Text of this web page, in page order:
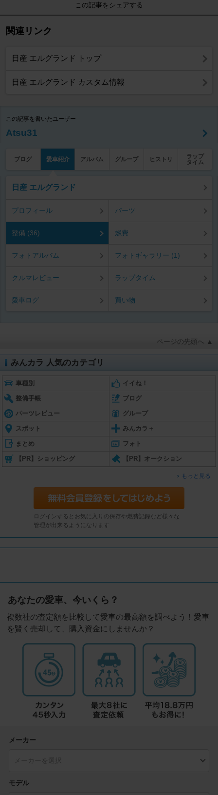
この記事をシェアする
関連リンク
日産 エルグランド トップ
日産 エルグランド カスタム情報
この記事を書いたユーザー
Atsu31
ブログ 愛車紹介 アルバム グループ ヒストリ
ラップ
タイム
日産 エルグランド
プロフィール パーツ
整備 (36) 燃費
フォトアルバム フォトギャラリー (1)
クルマレビュー ラップタイム
愛車ログ 買い物
ページの先頭へ ▲
みんカラ 人気のカテゴリ
車種別 イイね！
整備手帳 ブログ
パーツレビュー グループ
スポット みんカラ＋
まとめ フォト
【PR】ショッピング 【PR】オークション
もっと見る
ログインするとお気に入りの保存や燃費記録など様々な
管理が出来るようになります
あなたの愛車、今いくら？
複数社の査定額を比較して愛車の最高額を調べよう！愛車
を賢く売却して、購入資金にしませんか？
メーカー
モデル